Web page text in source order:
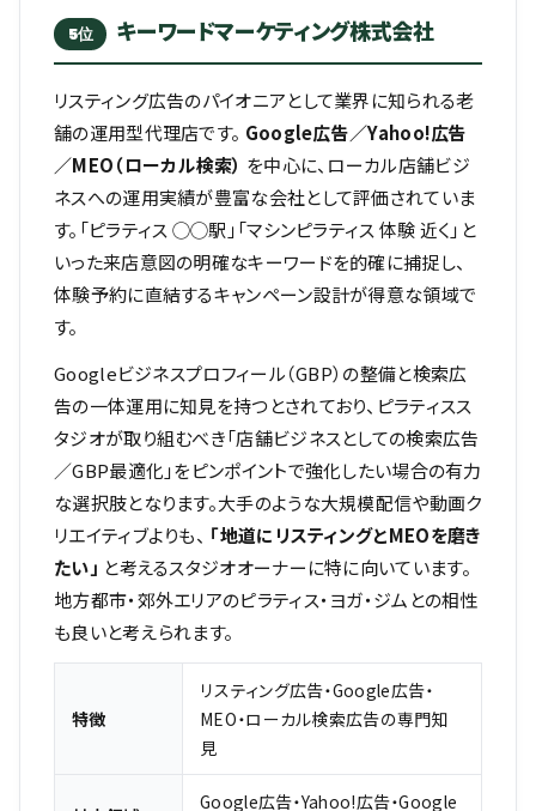
5位 キーワードマーケティング株式会社
リスティング広告のパイオニアとして業界に知られる老
舗の運用型代理店です。 Google広告／Yahoo!広告
／MEO（ローカル検索） を中心に、ローカル店舗ビジ
ネスへの運用実績が豊富な会社として評価されていま
す。「ピラティス ◯◯駅」「マシンピラティス 体験 近く」と
いった来店意図の明確なキーワードを的確に捕捉し、
体験予約に直結するキャンペーン設計が得意な領域で
す。
Googleビジネスプロフィール（GBP）の整備と検索広
告の一体運用に知見を持つとされており、ピラティスス
タジオが取り組むべき「店舗ビジネスとしての検索広告
／GBP最適化」をピンポイントで強化したい場合の有力
な選択肢となります。大手のような大規模配信や動画ク
リエイティブよりも、 「地道にリスティングとMEOを磨き
たい」 と考えるスタジオオーナーに特に向いています。
地方都市・郊外エリアのピラティス・ヨガ・ジムとの相性
も良いと考えられます。
特徴
リスティング広告・Google広告・
MEO・ローカル検索広告の専門知
見
Google広告・Yahoo!広告・Google